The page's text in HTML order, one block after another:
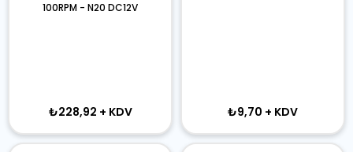
100RPM - N20 DC12V
₺228,92 + KDV ₺9,70 + KDV